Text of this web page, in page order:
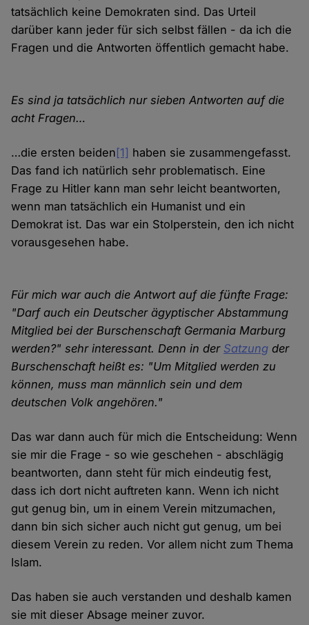
tatsächlich keine Demokraten sind. Das Urteil
darüber kann jeder für sich selbst fällen - da ich die
Fragen und die Antworten öffentlich gemacht habe.
Es sind ja tatsächlich nur sieben Antworten auf die
acht Fragen…
…die ersten beiden [1] haben sie zusammengefasst.
Das fand ich natürlich sehr problematisch. Eine
Frage zu Hitler kann man sehr leicht beantworten,
wenn man tatsächlich ein Humanist und ein
Demokrat ist. Das war ein Stolperstein, den ich nicht
vorausgesehen habe.
Für mich war auch die Antwort auf die fünfte Frage:
"Darf auch ein Deutscher ägyptischer Abstammung
Mitglied bei der Burschenschaft Germania Marburg
werden?" sehr interessant. Denn in der Satzung der
Burschenschaft heißt es: "Um Mitglied werden zu
können, muss man männlich sein und dem
deutschen Volk angehören."
Das war dann auch für mich die Entscheidung: Wenn
sie mir die Frage - so wie geschehen - abschlägig
beantworten, dann steht für mich eindeutig fest,
dass ich dort nicht auftreten kann. Wenn ich nicht
gut genug bin, um in einem Verein mitzumachen,
dann bin sich sicher auch nicht gut genug, um bei
diesem Verein zu reden. Vor allem nicht zum Thema
Islam.
Das haben sie auch verstanden und deshalb kamen
sie mit dieser Absage meiner zuvor.